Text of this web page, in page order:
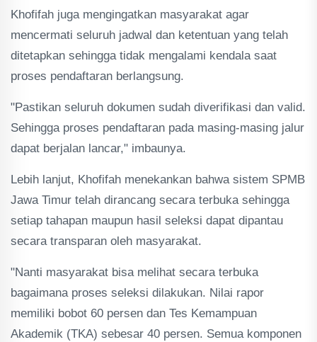
Khofifah juga mengingatkan masyarakat agar
mencermati seluruh jadwal dan ketentuan yang telah
ditetapkan sehingga tidak mengalami kendala saat
proses pendaftaran berlangsung.
"Pastikan seluruh dokumen sudah diverifikasi dan valid.
Sehingga proses pendaftaran pada masing-masing jalur
dapat berjalan lancar," imbaunya.
Lebih lanjut, Khofifah menekankan bahwa sistem SPMB
Jawa Timur telah dirancang secara terbuka sehingga
setiap tahapan maupun hasil seleksi dapat dipantau
secara transparan oleh masyarakat.
"Nanti masyarakat bisa melihat secara terbuka
bagaimana proses seleksi dilakukan. Nilai rapor
memiliki bobot 60 persen dan Tes Kemampuan
Akademik (TKA) sebesar 40 persen. Semua komponen